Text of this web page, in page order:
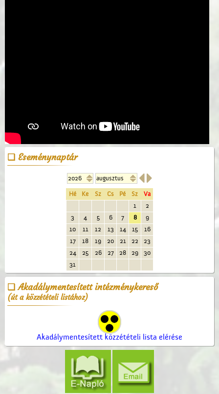
Eseménynaptár

Hé Ke Sz Cs Pé Sz
Va
1
2
3
4 5 6 7 8
9
10
11 12 13 14 15
16
17
18 19 20 21 22
23
24
25 26 27 28 29
30
31
Akadálymentesített intézménykereső
(út a közzétételi listához)
Akadálymentesített közzétételi lista elérése